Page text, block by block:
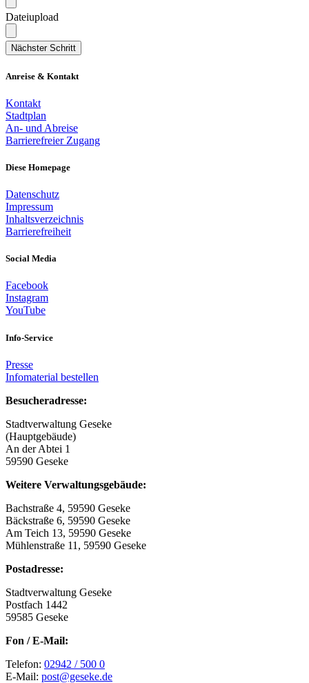
Dateiupload
Nächster Schritt
Anreise & Kontakt
Kontakt
Stadtplan
An- und Abreise
Barrierefreier Zugang
Diese Homepage
Datenschutz
Impressum
Inhaltsverzeichnis
Barrierefreiheit
Social Media
Facebook
Instagram
YouTube
Info-Service
Presse
Infomaterial bestellen
Besucheradresse:
Stadtverwaltung Geseke
(Hauptgebäude)
An der Abtei 1
59590 Geseke
Weitere Verwaltungsgebäude:
Bachstraße 4, 59590 Geseke
Bäckstraße 6, 59590 Geseke
Am Teich 13, 59590 Geseke
Mühlenstraße 11, 59590 Geseke
Postadresse:
Stadtverwaltung Geseke
Postfach 1442
59585 Geseke
Fon / E-Mail:
Telefon: 02942 / 500 0
E-Mail: post@geseke.de